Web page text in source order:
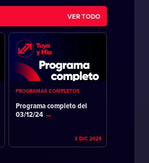
VER TODO
PROGRAMAS COMPLETOS
Programa completo del
03/12/24
3 DIC 2024